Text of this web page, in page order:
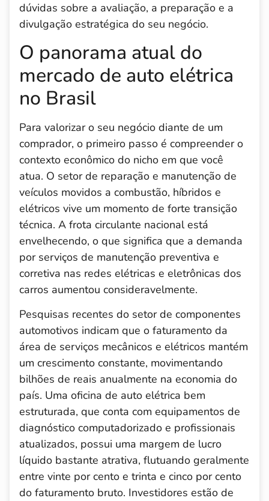
dúvidas sobre a avaliação, a preparação e a
divulgação estratégica do seu negócio.
O panorama atual do
mercado de auto elétrica
no Brasil
Para valorizar o seu negócio diante de um
comprador, o primeiro passo é compreender o
contexto econômico do nicho em que você
atua. O setor de reparação e manutenção de
veículos movidos a combustão, híbridos e
elétricos vive um momento de forte transição
técnica. A frota circulante nacional está
envelhecendo, o que significa que a demanda
por serviços de manutenção preventiva e
corretiva nas redes elétricas e eletrônicas dos
carros aumentou consideravelmente.
Pesquisas recentes do setor de componentes
automotivos indicam que o faturamento da
área de serviços mecânicos e elétricos mantém
um crescimento constante, movimentando
bilhões de reais anualmente na economia do
país. Uma oficina de auto elétrica bem
estruturada, que conta com equipamentos de
diagnóstico computadorizado e profissionais
atualizados, possui uma margem de lucro
líquido bastante atrativa, flutuando geralmente
entre vinte por cento e trinta e cinco por cento
do faturamento bruto. Investidores estão de